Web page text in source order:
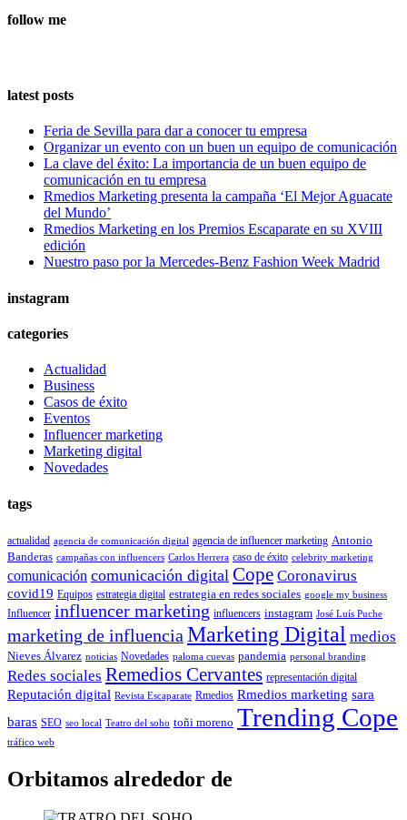
follow me
latest posts
Feria de Sevilla para dar a conocer tu empresa
Organizar un evento con un buen un equipo de comunicación
La clave del éxito: La importancia de un buen equipo de
comunicación en tu empresa
Rmedios Marketing presenta la campaña ‘El Mejor Aguacate
del Mundo’
Rmedios Marketing en los Premios Escaparate en su XVIII
edición
Nuestro paso por la Mercedes-Benz Fashion Week Madrid
instagram
categories
Actualidad
Business
Casos de éxito
Eventos
Influencer marketing
Marketing digital
Novedades
tags
actualidad agencia de comunicación digital agencia de influencer marketing Antonio
Banderas campañas con influencers Carlos Herrera caso de éxito celebrity marketing
comunicación comunicación digital Cope Coronavirus
covid19 Equipos estrategia digital estrategia en redes sociales google my business
Influencer influencer marketing influencers instagram José Luís Puche
marketing de influencia Marketing Digital medios
Nieves Álvarez noticias Novedades paloma cuevas pandemia personal branding
Redes sociales Remedios Cervantes representación digital
Reputación digital Revista Escaparate Rmedios Rmedios marketing sara
baras SEO seo local Teatro del soho toñi moreno Trending Cope
tráfico web
Orbitamos alrededor de